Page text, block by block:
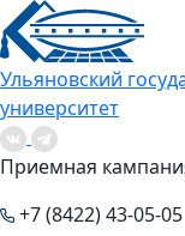
Ульяновский
университет
Приемная
+7 (8422) 43-05-05